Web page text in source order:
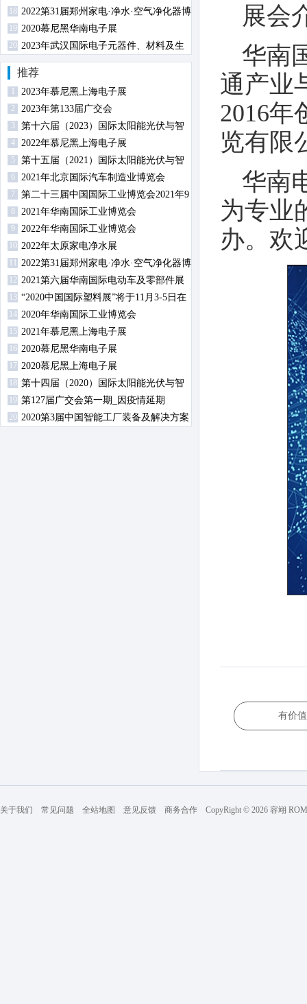
18 2022第31届郑州家电·净水·空气净化器博
览会
19 2020慕尼黑华南电子展
20 2023年武汉国际电子元器件、材料及生
产设备展览会
推荐
2023年慕尼黑上海电子展
2 2023年第133届广交会
3
第十六届（2023）国际太阳能光伏与智
慧能源（上海）展览会暨论坛
4 2022年慕尼黑上海电子展
5
第十五届（2021）国际太阳能光伏与智
慧能源（上海）展览会暨论坛
6 2021年北京国际汽车制造业博览会
7
第二十三届中国国际工业博览会2021年9
月14日-18日在沪举行
8 2021年华南国际工业博览会
9 2022年华南国际工业博览会
10 2022年太原家电净水展
2022第31届郑州家电·净水·空气净化器博
览会
12 2021第六届华南国际电动车及零部件展
览会
13 “2020中国国际塑料展”将于11月3-5日在
南京举办
14 2020年华南国际工业博览会
15 2021年慕尼黑上海电子展
16 2020慕尼黑华南电子展
17 2020慕尼黑上海电子展
18 第十四届（2020）国际太阳能光伏与智
慧能源（上海）展览会暨论坛
19 第127届广交会第一期_因疫情延期
20 2020第3届中国智能工厂装备及解决方案
展会
华南
通产业
2016年
览有限
华南
为专业
办。欢
有价值
关于我们 常见问题 全站地图 意见反馈 商务合作 CopyRight © 2026 容翊